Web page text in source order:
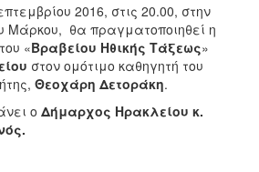
2016, στις 20.00, στην
Μάρκου, θα πραγματοποιηθεί η
«Βραβείου Ηθικής Τάξεως»
στον ομότιμο καθηγητή του
Θεοχάρη Δετοράκη.
ο Δήμαρχος Ηρακλείου κ.